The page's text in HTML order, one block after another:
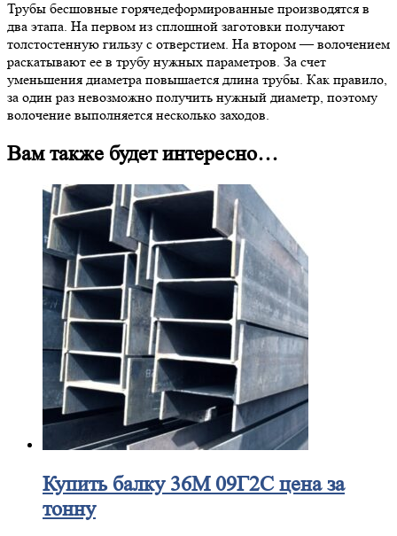
Трубы бесшовные горячедеформированные производятся в
два этапа. На первом из сплошной заготовки получают
толстостенную гильзу с отверстием. На втором — волочением
раскатывают ее в трубу нужных параметров. За счет
уменьшения диаметра повышается длина трубы. Как правило,
за один раз невозможно получить нужный диаметр, поэтому
волочение выполняется несколько заходов.
Вам также будет интересно…
Купитьбалку 36М 09Г2С цена за
тонну